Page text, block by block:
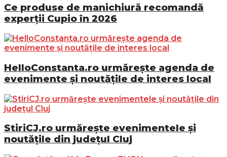
Ce produse de manichiură recomandă
experții Cupio în 2026
HelloConstanta.ro urmărește agenda de
evenimente și noutățile de interes local
StiriCJ.ro urmărește evenimentele și
noutățile din județul Cluj